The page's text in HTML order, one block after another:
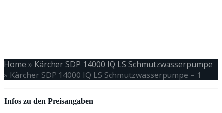
Home » Kärcher SDP 14000 IQ LS Schmutzwasserpumpe
» Kärcher SDP 14000 IQ LS Schmutzwasserpumpe – 1
Infos zu den Preisangaben